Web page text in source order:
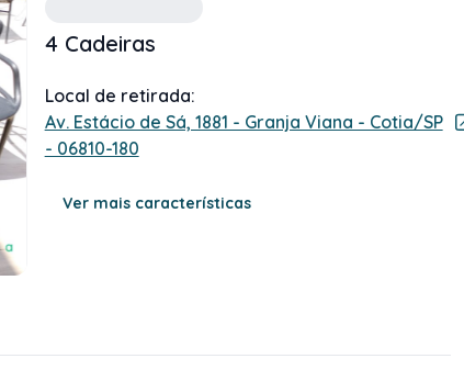
4 Cadeiras
Local de retirada:
Av. Estácio de Sá, 1881 - Granja Viana - Cotia/SP
- 06810-180
Ver mais características